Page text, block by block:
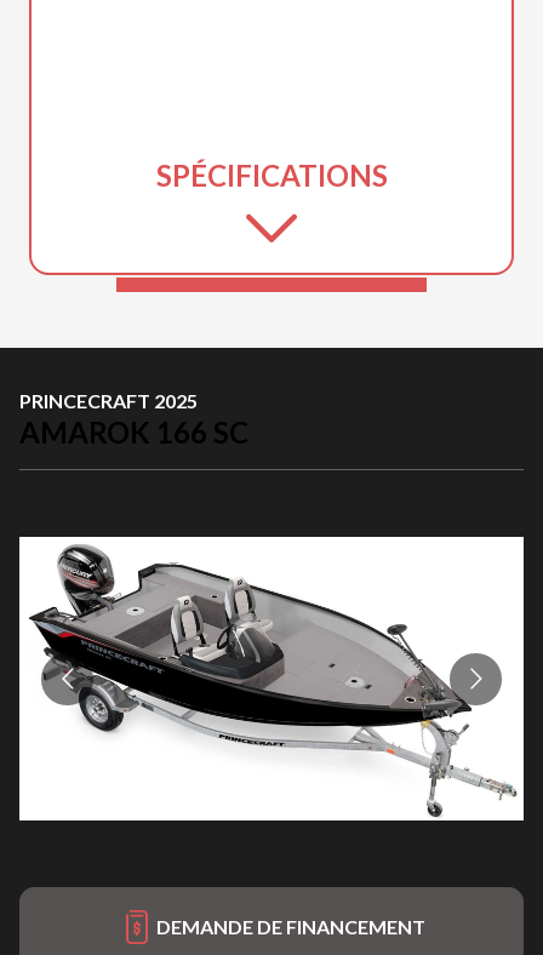
SPÉCIFICATIONS
PRINCECRAFT 2025
AMAROK 166 SC
DEMANDE DE FINANCEMENT